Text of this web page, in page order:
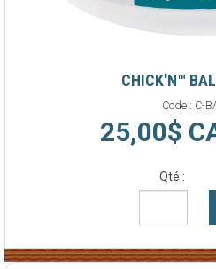
CHICK'N™
Code : C-
25,00$
Qté :